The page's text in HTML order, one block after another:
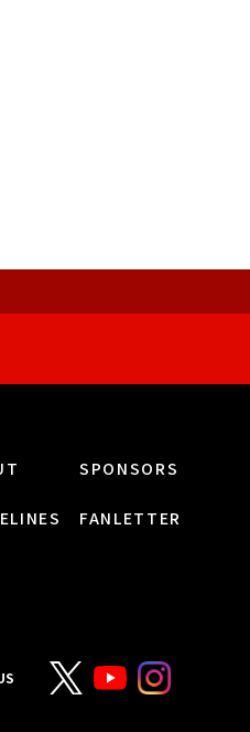
SPONSORS
FANLETTER